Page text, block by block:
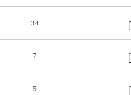
34
7
5